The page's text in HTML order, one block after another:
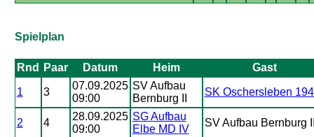
Spielplan
Rnd Paar Datum Heim Gast
1 3
07.09.2025
09:00
SV Aufbau
Bernburg II
SK Oschersleben
2 4
28.09.2025
09:00
SG Aufbau
Elbe MD IV
SV Aufbau Bernburg